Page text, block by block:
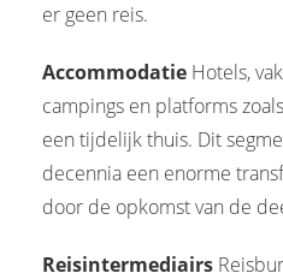
er geen reis.
Accommodatie Hotels,
campings en platforms
een tijdelijk thuis. Dit
decennia een enorme
door de opkomst van de
Reisintermediairs